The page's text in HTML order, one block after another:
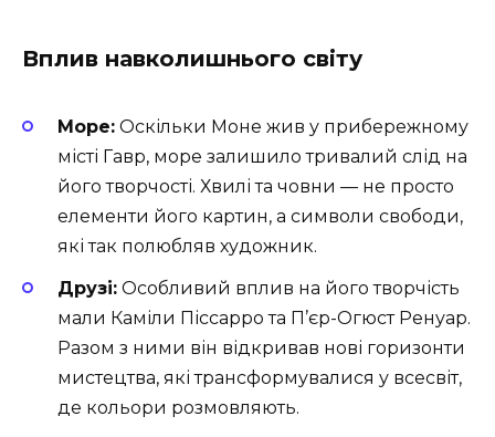
Вплив навколишнього світу
Море: Оскільки Моне жив у прибережному
місті Гавр, море залишило тривалий слід на
його творчості. Хвилі та човни — не просто
елементи його картин, а символи свободи,
які так полюбляв художник.
Друзі: Особливий вплив на його творчість
мали Каміли Піссарро та П’єр-Огюст Ренуар.
Разом з ними він відкривав нові горизонти
мистецтва, які трансформувалися у всесвіт,
де кольори розмовляють.